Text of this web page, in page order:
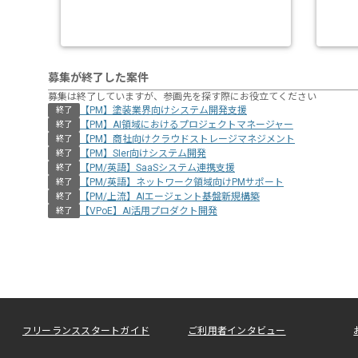
募集が終了した案件
募集は終了していますが、参画先を探す際にお役立てください
終了 【PM】塗装業界向けシステム開発支援
終了 【PM】AI領域におけるプロジェクトマネージャー
終了 【PM】商社向けクラウドストレージマネジメント
終了 【PM】SIer向けシステム開発
終了 【PM/英語】SaaSシステム連携支援
終了 【PM/英語】ネットワーク領域向けPMサポート
終了 【PM/上流】AIエージェント基盤新規構築
終了 【VPoE】AI活用プロダクト開発
フリーランススタートガイド ご利用者インタビュー